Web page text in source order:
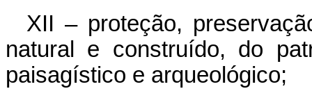
XII – proteção,
natural e construído, do
paisagístico e arqueológico;